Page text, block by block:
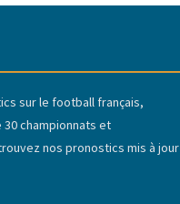
sur le football français,
championnats et
nos pronostics mis à jour